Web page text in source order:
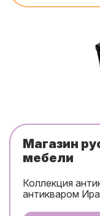
Магазин
мебели
Коллекция
антикваром